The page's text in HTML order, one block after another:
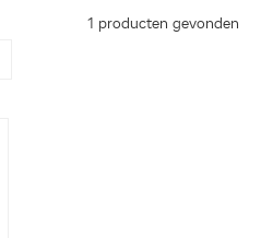
1 producten gevonden